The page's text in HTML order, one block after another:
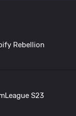
Rebellion
S23